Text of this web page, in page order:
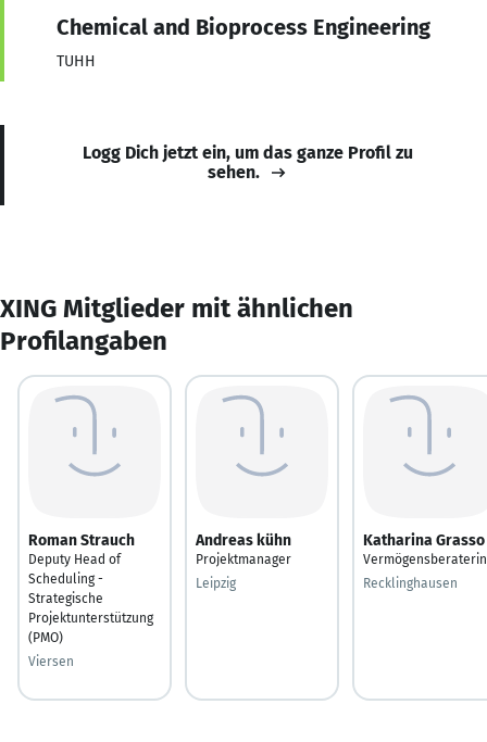
Chemical and Bioprocess Engineering
TUHH
Logg Dich jetzt ein, um das ganze Profil zu
sehen.
XING Mitglieder mit ähnlichen
Profilangaben
Roman Strauch
Deputy Head of
Scheduling -
Strategische
Projektunterstützung
(PMO)
Viersen
Andreas kühn
Projektmanager
Leipzig
Katharina Grasso
Vermögensberaterin
Recklinghausen